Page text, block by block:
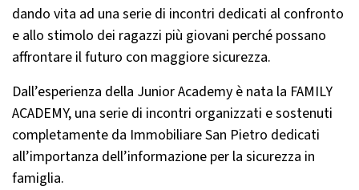
dando vita ad una serie di incontri dedicati al confronto
e allo stimolo dei ragazzi più giovani perché possano
affrontare il futuro con maggiore sicurezza.
Dall’esperienza della Junior Academy è nata la FAMILY
ACADEMY, una serie di incontri organizzati e sostenuti
completamente da Immobiliare San Pietro dedicati
all’importanza dell’informazione per la sicurezza in
famiglia.